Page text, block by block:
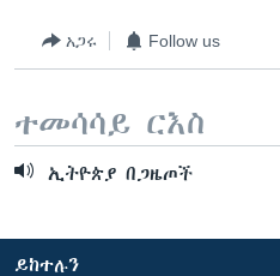
አጋሩ Follow us
ተመሳሳይ ርእስ
ኢትዮጵያ በጋዜጦች
ይከተሉን